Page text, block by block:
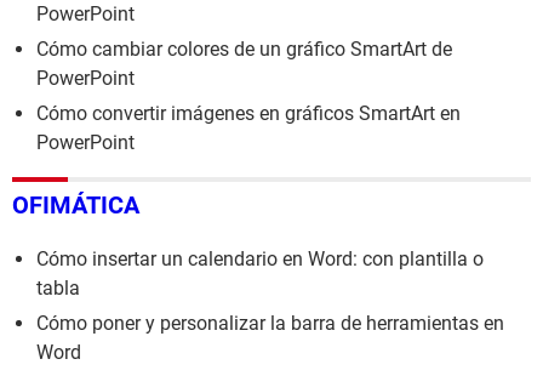
PowerPoint
Cómo cambiar colores de un gráfico SmartArt de
PowerPoint
Cómo convertir imágenes en gráficos SmartArt en
PowerPoint
OFIMÁTICA
Cómo insertar un calendario en Word: con plantilla o
tabla
Cómo poner y personalizar la barra de herramientas en
Word